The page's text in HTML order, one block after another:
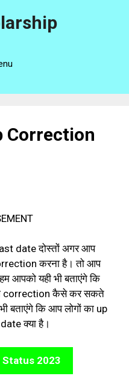
Correction
date दोस्तों अगर आप
करना है। तो आप
आपको यही भी बताएंगे कि
correction कैसे कर सकते
बताएंगे कि आप लोगों का up
क्या है।
Status 2023